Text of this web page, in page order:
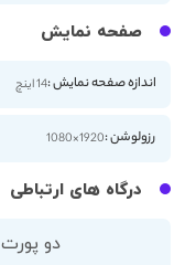
صفحه نمایش
اندازه صفحه نمایش :14 اینچ
رزولوشن :1920×1080
درگاه های ارتباطی
دو پورت USB Type-A